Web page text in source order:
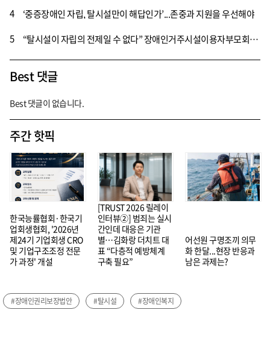
4
‘중증장애인 자립, 탈시설만이 해답인가’...존중과 지원을 우선해야
5
“탈시설이 자립의 전제일 수 없다” 장애인거주시설이용자부모회, 시설 선택권 보장 촉구
Best 댓글
Best 댓글이 없습니다.
주간 핫픽
한국능률협회·한국기
업회생협회, '2026년
제24기 기업회생 CRO
및 기업구조조정 전문
가 과정' 개설
[TRUST 2026 릴레이
인터뷰②] 범죄는 실시
간인데 대응은 기관
별…김화랑 더치트 대
표 “다층적 예방체계
구축 필요”
어선원 구명조끼 의무
화 한달...현장 반응과
남은 과제는?
#장애인권리보장법안 #탈시설 #장애인복지